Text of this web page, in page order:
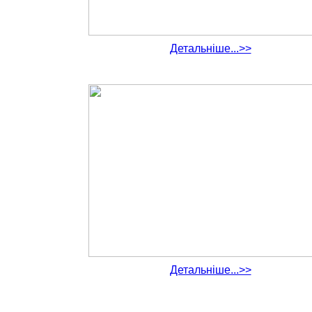
Детальніше...>>
Детальніше...>>